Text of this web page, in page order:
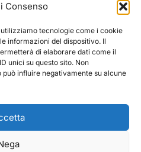
Consenso
tecnologie come i cookie
informazioni del dispositivo. Il
di elaborare dati come il
unici su questo sito. Non
influire negativamente su alcune